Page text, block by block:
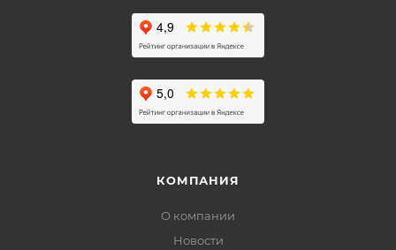
КОМПАНИЯ
О компании
Новости